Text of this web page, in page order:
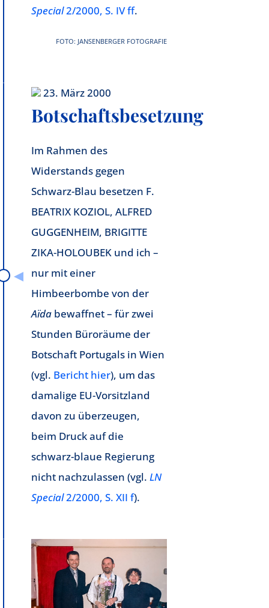
Special2/2000, S. IV ff.
FOTO: JANSENBERGER FOTOGRAFIE
23. März 2000
Botschaftsbesetzung
Im Rahmen des
Widerstands gegen
Schwarz-Blau besetzen F.
BEATRIX KOZIOL, ALFRED
GUGGENHEIM, BRIGITTE
ZIKA-HOLOUBEK und ich –
nur mit einer
Himbeerbombe von der
Aïda bewaffnet – für zwei
Stunden Büroräume der
Botschaft Portugals in Wien
(vgl. Bericht hier), um das
damalige EU-Vorsitzland
davon zu überzeugen,
beim Druck auf die
schwarz-blaue Regierung
nicht nachzulassen (vgl. LN
Special2/2000, S. XII f).